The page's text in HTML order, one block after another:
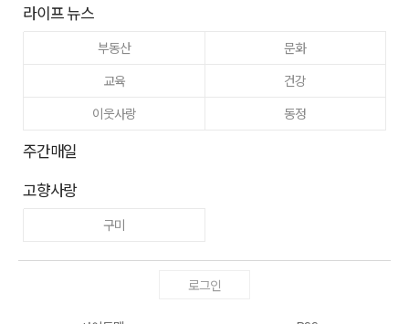
라이프 뉴스
부동산
문화
교육
건강
이웃사랑
동정
주간매일
고향사랑
구미
로그인